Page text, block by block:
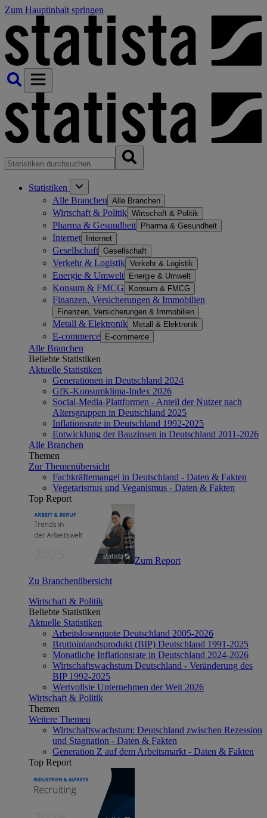
Zum Hauptinhalt springen
Statistiken
Alle Branchen Alle Branchen
Wirtschaft & Politik Wirtschaft & Politik
Pharma & Gesundheit Pharma & Gesundheit
Internet Internet
Gesellschaft Gesellschaft
Verkehr & Logistik Verkehr & Logistik
Energie & Umwelt Energie & Umwelt
Konsum & FMCG Konsum & FMCG
Finanzen, Versicherungen & Immobilien
Finanzen, Versicherungen & Immobilien
Metall & Elektronik Metall & Elektronik
E-commerce E-commerce
Alle Branchen
Beliebte Statistiken
Aktuelle Statistiken
Generationen in Deutschland 2024
GfK-Konsumklima-Index 2026
Social-Media-Plattformen - Anteil der Nutzer nach
Altersgruppen in Deutschland 2025
Inflationsrate in Deutschland 1992-2025
Entwicklung der Bauzinsen in Deutschland 2011-2026
Alle Branchen
Themen
Zur Themenübersicht
Fachkräftemangel in Deutschland - Daten & Fakten
Vegetarismus und Veganismus - Daten & Fakten
Top Report
Zum Report
Zu Branchenübersicht
Wirtschaft & Politik
Beliebte Statistiken
Aktuelle Statistiken
Arbeitslosenquote Deutschland 2005-2026
Bruttoinlandsprodukt (BIP) Deutschland 1991-2025
Monatliche Inflationsrate in Deutschland 2024-2026
Wirtschaftswachstum Deutschland - Veränderung des
BIP 1992-2025
Wertvollste Unternehmen der Welt 2026
Wirtschaft & Politik
Themen
Weitere Themen
Wirtschaftswachstum: Deutschland zwischen Rezession
und Stagnation - Daten & Fakten
Generation Z auf dem Arbeitsmarkt - Daten & Fakten
Top Report